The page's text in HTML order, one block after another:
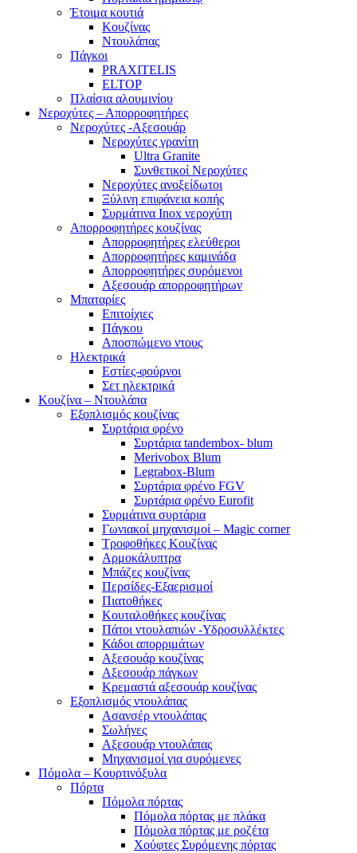
Έτοιμα κουτιά
Κουζίνας
Ντουλάπας
Πάγκοι
PRAXITELIS
ELTOP
Πλαίσια αλουμινίου
Νεροχύτες – Απορροφητήρες
Νεροχύτες -Αξεσουάρ
Νεροχύτες γρανίτη
Ultra Granite
Συνθετικοί Νεροχύτες
Νεροχύτες ανοξείδωτοι
Ξύλινη επιφάνεια κοπής
Συρμάτινα Inox νεροχύτη
Απορροφητήρες κουζίνας
Απορροφητήρες ελεύθεροι
Απορροφητήρες καμινάδα
Απορροφητήρες συρόμενοι
Αξεσουάρ απορροφητήρων
Μπαταρίες
Επιτοίχιες
Πάγκου
Αποσπώμενο ντους
Ηλεκτρικά
Εστίες-φούρνοι
Σετ ηλεκτρικά
Κουζίνα – Ντουλάπα
Εξοπλισμός κουζίνας
Συρτάρια φρένο
Συρτάρια tandembox- blum
Merivobox Blum
Legrabox-Blum
Συρτάρια φρένο FGV
Συρτάρια φρένο Eurofit
Συρμάτινα συρτάρια
Γωνιακοί μηχανισμοί – Magic corner
Τροφοθήκες Κουζίνας
Αρμοκάλυπτρα
Μπάζες κουζίνας
Περσίδες-Εξαερισμοί
Πιατοθήκες
Κουταλοθήκες κουζίνας
Πάτοι ντουλαπιών -Υδροσυλλέκτες
Κάδοι απορριμάτων
Αξεσουάρ κουζίνας
Αξεσουάρ πάγκων
Κρεμαστά αξεσουάρ κουζίνας
Εξοπλισμός ντουλάπας
Ασανσέρ ντουλάπας
Σωλήνες
Αξεσουάρ ντουλάπας
Μηχανισμοί για συρόμενες
Πόμολα – Κουρτινόξυλα
Πόρτα
Πόμολα πόρτας
Πόμολα πόρτας με πλάκα
Πόμολα πόρτας με ροζέτα
Χούφτες Συρόμενης πόρτας